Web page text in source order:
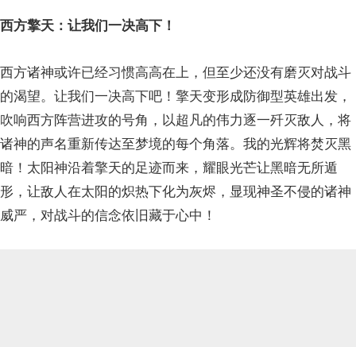
西方擎天：让我们一决高下！
西方诸神或许已经习惯高高在上，但至少还没有磨灭对战斗
的渴望。让我们一决高下吧！擎天变形成防御型英雄出发，
吹响西方阵营进攻的号角，以超凡的伟力逐一歼灭敌人，将
诸神的声名重新传达至梦境的每个角落。我的光辉将焚灭黑
暗！太阳神沿着擎天的足迹而来，耀眼光芒让黑暗无所遁
形，让敌人在太阳的炽热下化为灰烬，显现神圣不侵的诸神
威严，对战斗的信念依旧藏于心中！